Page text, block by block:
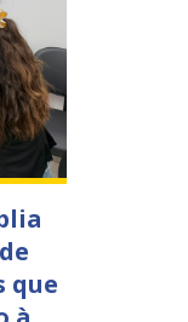
que